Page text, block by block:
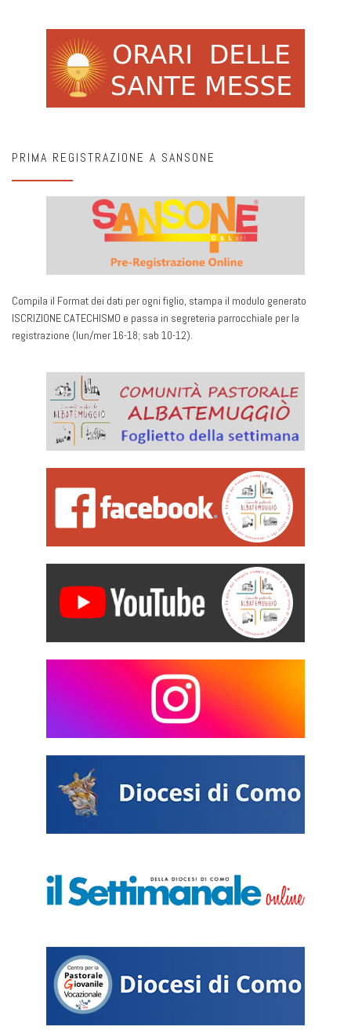
PRIMA REGISTRAZIONE A SANSONE
Compila il Format dei dati per ogni figlio, stampa il modulo generato
ISCRIZIONE CATECHISMO e passa in segreteria parrocchiale per la
registrazione (lun/mer 16-18; sab 10-12).